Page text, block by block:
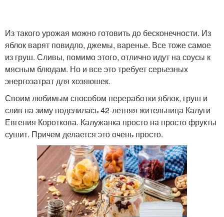
Из такого урожая можно готовить до бесконечности. Из
яблок варят повидло, джемы, варенье. Все тоже самое
из груш. Сливы, помимо этого, отлично идут на соусы к
мясным блюдам. Но и все это требует серьезных
энергозатрат для хозяюшек.
Своим любимым способом переработки яблок, груш и
слив на зиму поделилась 42-летняя жительница Калуги
Евгения Короткова. Калужанка просто на просто фрукты
сушит. Причем делается это очень просто.